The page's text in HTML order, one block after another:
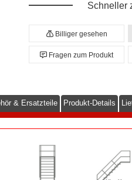
Schneller
Billiger gesehen
Fragen zum Produkt
& Ersatzteile Produkt-Details